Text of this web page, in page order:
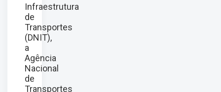
Infraestrutura
de
Transportes
(DNIT),
a
Agência
Nacional
de
Transportes